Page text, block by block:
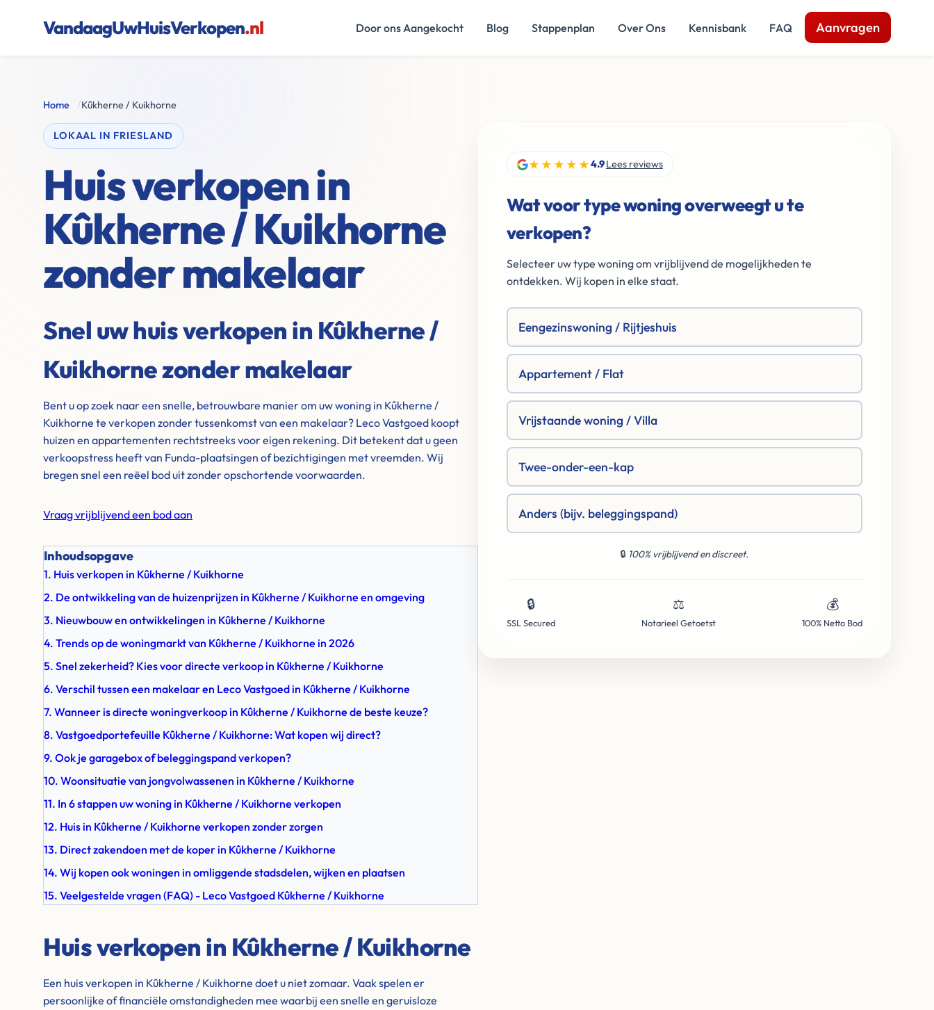
VandaagUwHuisVerkopen.nl Door ons Aangekocht Blog Stappenplan Over Ons Kennisbank FAQ Aanvragen
Home /Kûkherne / Kuikhorne
LOKAAL IN FRIESLAND
Huis verkopen in
Kûkherne / Kuikhorne
zonder makelaar
Snel uw huis verkopen in Kûkherne /
Kuikhorne zonder makelaar
Bent u op zoek naar een snelle, betrouwbare manier om uw woning in Kûkherne /
Kuikhorne te verkopen zonder tussenkomst van een makelaar? Leco Vastgoed koopt
huizen en appartementen rechtstreeks voor eigen rekening. Dit betekent dat u geen
verkoopstress heeft van Funda-plaatsingen of bezichtigingen met vreemden. Wij
bregen snel een reëel bod uit zonder opschortende voorwaarden.
Vraag vrijblijvend een bod aan
Inhoudsopgave
1. Huis verkopen in Kûkherne / Kuikhorne
2. De ontwikkeling van de huizenprijzen in Kûkherne / Kuikhorne en omgeving
3. Nieuwbouw en ontwikkelingen in Kûkherne / Kuikhorne
4. Trends op de woningmarkt van Kûkherne / Kuikhorne in 2026
5. Snel zekerheid? Kies voor directe verkoop in Kûkherne / Kuikhorne
6. Verschil tussen een makelaar en Leco Vastgoed in Kûkherne / Kuikhorne
7. Wanneer is directe woningverkoop in Kûkherne / Kuikhorne de beste keuze?
8. Vastgoedportefeuille Kûkherne / Kuikhorne: Wat kopen wij direct?
9. Ook je garagebox of beleggingspand verkopen?
10. Woonsituatie van jongvolwassenen in Kûkherne / Kuikhorne
11. In 6 stappen uw woning in Kûkherne / Kuikhorne verkopen
12. Huis in Kûkherne / Kuikhorne verkopen zonder zorgen
13. Direct zakendoen met de koper in Kûkherne / Kuikhorne
14. Wij kopen ook woningen in omliggende stadsdelen, wijken en plaatsen
15. Veelgestelde vragen (FAQ) - Leco Vastgoed Kûkherne / Kuikhorne
Huis verkopen in Kûkherne / Kuikhorne
Een huis verkopen in Kûkherne / Kuikhorne doet u niet zomaar. Vaak spelen er
persoonlijke of financiële omstandigheden mee waarbij een snelle en geruisloze
★★★★★4.9Lees reviews
Wat voor type woning overweegt u te
verkopen?
Selecteer uw type woning om vrijblijvend de mogelijkheden te
ontdekken. Wij kopen in elke staat.
Eengezinswoning / Rijtjeshuis
Appartement / Flat
Vrijstaande woning / Villa
Twee-onder-een-kap
Anders (bijv. beleggingspand)
🔒 100% vrijblijvend en discreet.
🔒
SSL Secured
⚖️
Notarieel Getoetst
💰
100% Netto Bod